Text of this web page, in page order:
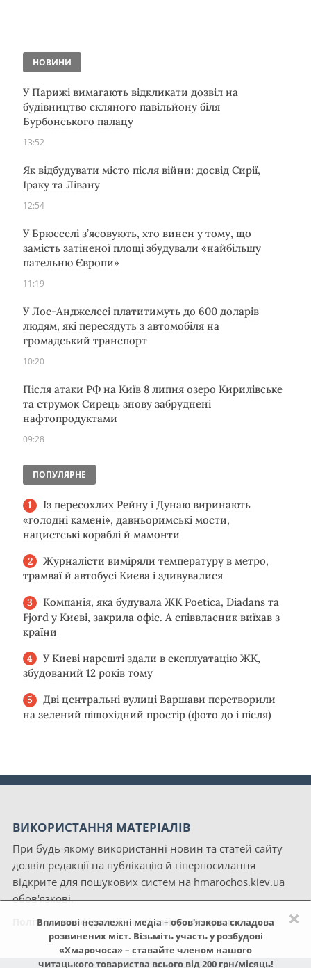
×
Впливові незалежні медіа – обов'язкова складова
розвинених міст. Візьміть участь у розбудові
«Хмарочоса» – ставайте членом нашого
читацького товариства всього від 200 грн/місяць!
НОВИНИ
У Парижі вимагають відкликати дозвіл на
будівництво скляного павільйону біля
Бурбонського палацу
13:52
Як відбудувати місто після війни: досвід Сирії,
Іраку та Лівану
12:54
У Брюсселі з’ясовують, хто винен у тому, що
замість затіненої площі збудували «найбільшу
пательню Європи»
11:19
У Лос-Анджелесі платитимуть до 600 доларів
людям, які пересядуть з автомобіля на
громадський транспорт
10:20
Після атаки РФ на Київ 8 липня озеро Кирилівське
та струмок Сирець знову забруднені
нафтопродуктами
09:28
ПОПУЛЯРНЕ
Із пересохлих Рейну і Дунаю виринають
«голодні камені», давньоримські мости,
нацистські кораблі й мамонти
Журналісти виміряли температуру в метро,
трамваї й автобусі Києва і здивувалися
Компанія, яка будувала ЖК Poetica, Diadans та
Fjord у Києві, закрила офіс. А співвласник виїхав з
країни
У Києві нарешті здали в експлуатацію ЖК,
збудований 12 років тому
Дві центральні вулиці Варшави перетворили
на зелений пішохідний простір (фото до і після)
ВИКОРИСТАННЯ МАТЕРІАЛІВ
При будь-якому використанні новин та статей сайту
дозвіл редакції на публікацію й гіперпосилання
відкрите для пошукових систем на hmarochos.kiev.ua
обов'язкові.
Політика конфіденційності сайту «Хмарочос»